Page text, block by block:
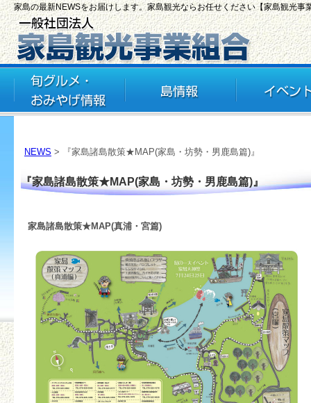
家島の最新NEWSをお届けします。家島観光ならお任せください【家島観光事
NEWS > 『家島諸島散策★MAP(家島・坊勢・男鹿島篇)』
『家島諸島散策★MAP(家島・坊勢・男鹿島篇)』
家島諸島散策★MAP(真浦・宮篇)